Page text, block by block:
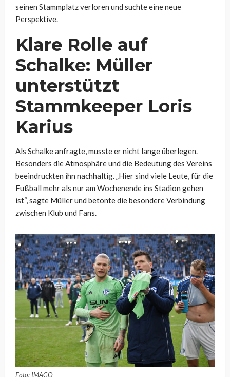
seinen Stammplatz verloren und suchte eine neue
Perspektive.
Klare Rolle auf
Schalke: Müller
unterstützt
Stammkeeper Loris
Karius
Als Schalke anfragte, musste er nicht lange überlegen.
Besonders die Atmosphäre und die Bedeutung des Vereins
beeindruckten ihn nachhaltig. „Hier sind viele Leute, für die
Fußball mehr als nur am Wochenende ins Stadion gehen
ist“, sagte Müller und betonte die besondere Verbindung
zwischen Klub und Fans.
Foto: IMAGO